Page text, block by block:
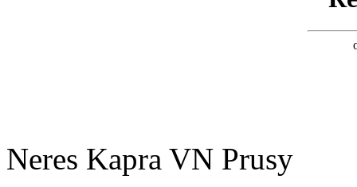
Neres Kapra VN Prusy